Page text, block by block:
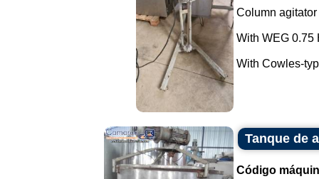
Column
With WEG 0.75
With Cowles-
Tanque de
Código